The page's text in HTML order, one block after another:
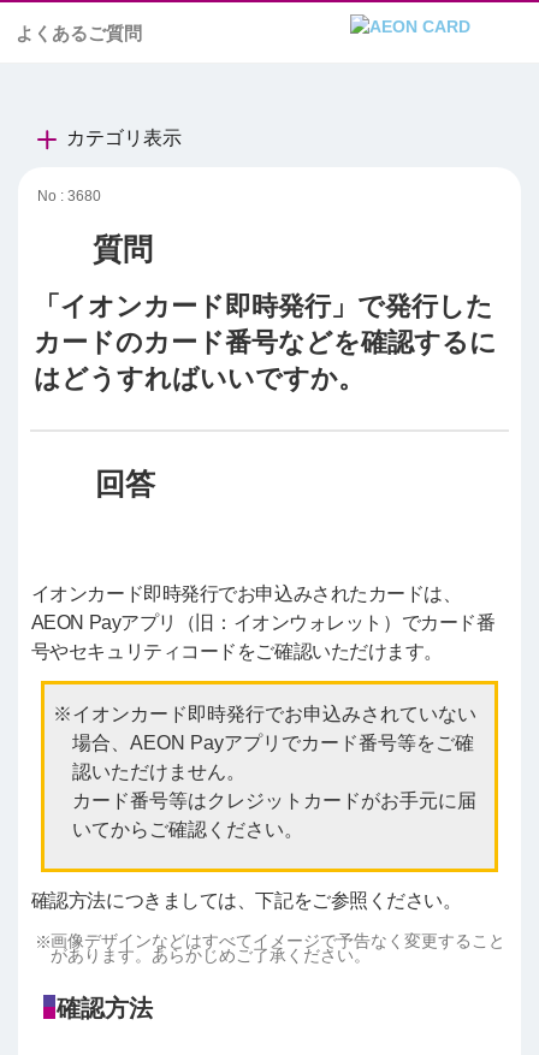
よくあるご質問
カテゴリ表示
No : 3680
「イオンカード即時発行」で発行した
カードのカード番号などを確認するに
はどうすればいいですか。
イオンカード即時発行でお申込みされたカードは、
AEON Payアプリ（旧：イオンウォレット）でカード番
号やセキュリティコードをご確認いただけます。
イオンカード即時発行でお申込みされていない
場合、AEON Payアプリでカード番号等をご確
認いただけません。
カード番号等はクレジットカードがお手元に届
いてからご確認ください。
確認方法につきましては、下記をご参照ください。
画像デザインなどはすべてイメージで予告なく変更すること
があります。あらかじめご了承ください。
確認方法